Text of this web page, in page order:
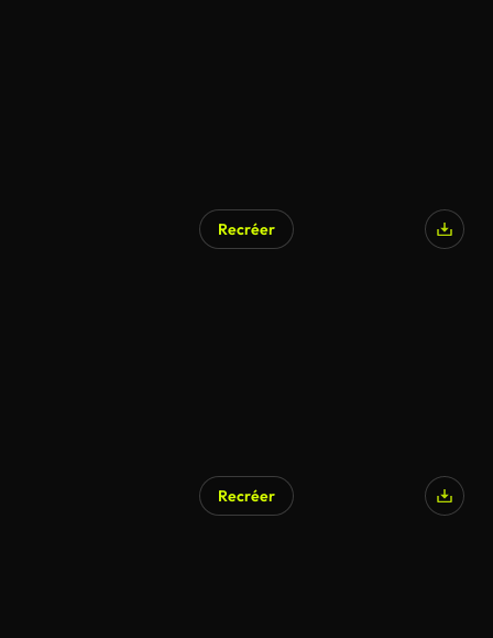
Recréer
Recréer